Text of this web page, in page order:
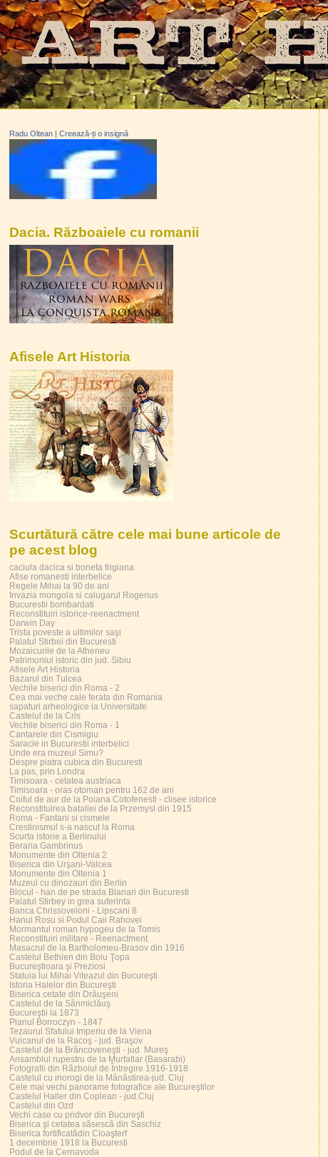
Radu Oltean | Creează-ți o insignă
Dacia. Războaiele cu romanii
Afisele Art Historia
Scurtătură către cele mai bune articole de
pe acest blog
caciula dacica si boneta frigiana
Afise romanesti interbelice
Regele Mihai la 90 de ani
Invazia mongola si calugarul Rogerius
Bucurestii bombardati
Reconstituiri istorice-reenactment
Darwin Day
Trista poveste a ultimilor saşi
Palatul Stirbei din Bucuresti
Mozaicurile de la Atheneu
Patrimoniul istoric din jud. Sibiu
Afisele Art Historia
Bazarul din Tulcea
Vechile biserici din Roma - 2
Cea mai veche cale ferata din Romania
sapaturi arheologice la Universitate
Castelul de la Cris
Vechile biserici din Roma - 1
Cantarele din Cismigiu
Saracie in Bucurestii interbelici
Unde era muzeul Simu?
Despre piatra cubica din Bucuresti
La pas, prin Londra
Timisoara - cetatea austriaca
Timisoara - oras otoman pentru 162 de ani
Coiful de aur de la Poiana Cotofenesti - clisee istorice
Reconstituirea bataliei de la Przemysl din 1915
Roma - Fantani si cismele
Crestinismul s-a nascut la Roma
Scurta istorie a Berlinului
Beraria Gambrinus
Monumente din Oltenia 2
Biserica din Urşani-Valcea
Monumente din Oltenia 1
Muzeul cu dinozauri din Berlin
Blocul - han de pe strada Blanari din Bucuresti
Palatul Stirbey in grea suferinta
Banca Chrissoveloni - Lipscani 8
Hanul Rosu si Podul Caii Rahovei
Mormantul roman hypogeu de la Tomis
Reconstituiri militare - Reenactment
Masacrul de la Bartholomeu-Brasov din 1916
Castelul Bethlen din Boiu Ţopa
Bucureştioara şi Preziosi
Statuia lui Mihai Viteazul din Bucureşti
Istoria Halelor din Bucureşti
Biserica cetate din Drăuşeni
Castelul de la Sânmiclăuş
Bucureştii la 1873
Planul Borroczyn - 1847
Tezaurul Sfatului Imperiu de la Viena
Vulcanul de la Racoş - jud. Braşov
Castelul de la Brâncoveneşti - jud. Mureş
Ansamblul rupestru de la Murfatlar (Basarabi)
Fotografii din Războiul de Întregire 1916-1918
Castelul cu inorogi de la Mănăstirea-jud. Cluj
Cele mai vechi panorame fotografice ale Bucureştilor
Castelul Haller din Coplean - jud.Cluj
Castelul din Ozd
Vechi case cu pridvor din Bucureşti
Biserica şi cetatea săsescă din Saschiz
Biserica fortificatădin Cloaşterf
1 decembrie 1918 la Bucuresti
Podul de la Cernavoda